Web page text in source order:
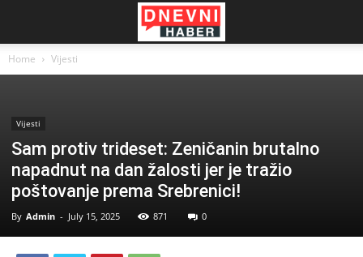
Home Vijesti
Vijesti
Sam protiv trideset: Zeničanin brutalno
napadnut na dan žalosti jer je tražio
poštovanje prema Srebrenici!
By Admin - July 15, 2025 871 0